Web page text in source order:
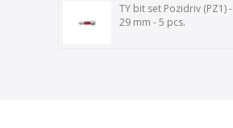
TY bit set Pozidriv (PZ1) -
29 mm - 5 pcs.